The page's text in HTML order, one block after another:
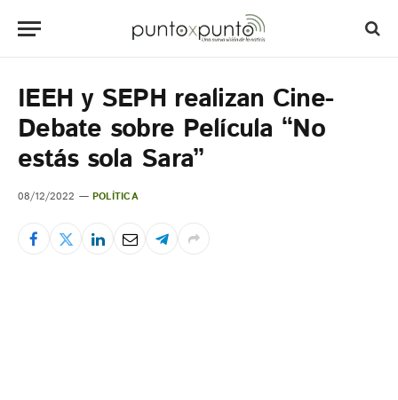
IEEH y SEPH realizan Cine-
Debate sobre Película “No
estás sola Sara”
08/12/2022 POLÍTICA